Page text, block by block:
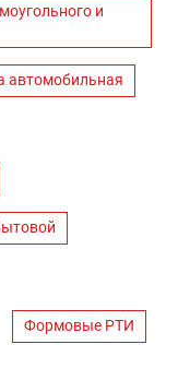
и
автомобильная
Формовые РТИ